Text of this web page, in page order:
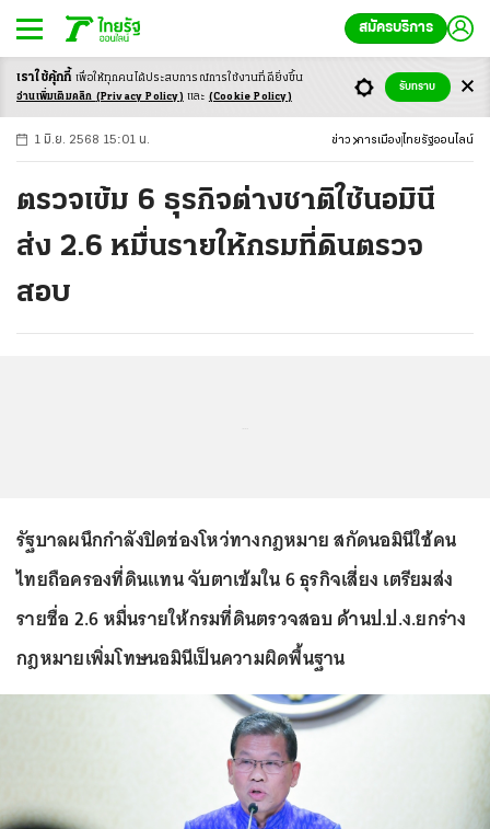
สมัครบริการ
-ก ก ก+
1 มิ.ย. 2568 15:01 น. ข่าว การเมือง ไทยรัฐออนไลน์
ตรวจเข้ม 6 ธุรกิจต่างชาติใช้นอมินี
ส่ง 2.6 หมื่นรายให้กรมที่ดินตรวจ
สอบ
รัฐบาลผนึกกำลังปิดช่องโหว่ทางกฎหมาย สกัดนอมินีใช้คน
ไทยถือครองที่ดินแทน จับตาเข้มใน 6 ธุรกิจเสี่ยง เตรียมส่ง
รายชื่อ 2.6 หมื่นรายให้กรมที่ดินตรวจสอบ ด้านป.ป.ง.ยกร่าง
กฎหมายเพิ่มโทษนอมินีเป็นความผิดพื้นฐาน
เราใช้คุ้กกี้ เพื่อให้ทุกคนได้ประสบการณ์การใช้งานที่ดียิ่งขึ้น
อ่านเพิ่มเติมคลิก (Privacy Policy) และ (Cookie Policy)
รับทราบ